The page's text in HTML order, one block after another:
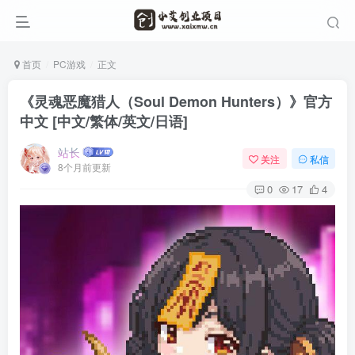
首页 PC游戏 正文
《灵魂恶魔猎人（Soul Demon Hunters）》官方
中文 [中文/繁体/英文/日语]
站长
8个月前更新
关注 私信
0 17 4